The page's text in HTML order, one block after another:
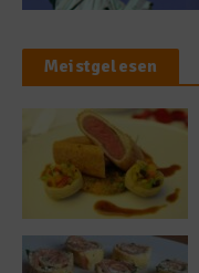
Meistgelesen